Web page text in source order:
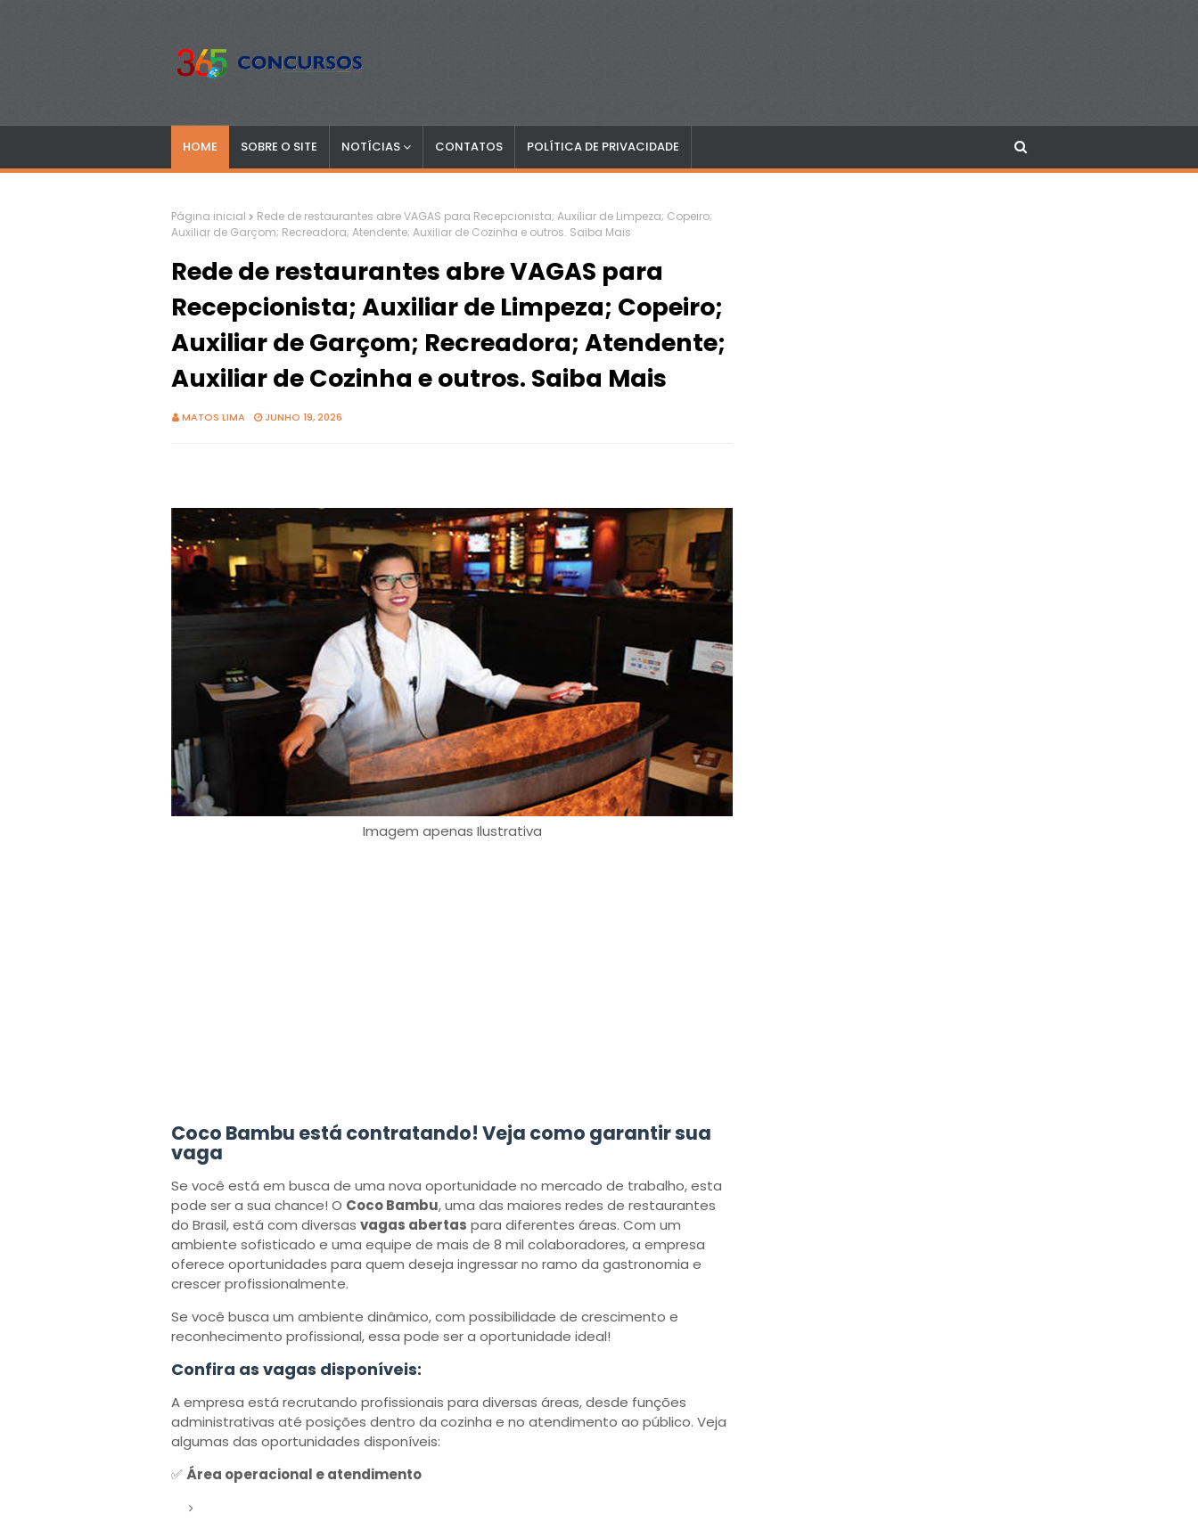
HOME SOBRE O SITE NOTÍCIAS CONTATOS POLÍTICA DE PRIVACIDADE
Página inicial
Rede de restaurantes abre VAGAS para Recepcionista; Auxiliar de Limpeza; Copeiro;
Auxiliar de Garçom; Recreadora; Atendente; Auxiliar de Cozinha e outros. Saiba Mais
Rede de restaurantes abre VAGAS para
Recepcionista; Auxiliar de Limpeza; Copeiro;
Auxiliar de Garçom; Recreadora; Atendente;
Auxiliar de Cozinha e outros. Saiba Mais
MATOS LIMA JUNHO 19, 2026
Imagem apenas Ilustrativa
Coco Bambu está contratando! Veja como garantir sua
vaga
Se você está em busca de uma nova oportunidade no mercado de trabalho, esta
pode ser a sua chance! O Coco Bambu, uma das maiores redes de restaurantes
do Brasil, está com diversas vagas abertas para diferentes áreas. Com um
ambiente sofisticado e uma equipe de mais de 8 mil colaboradores, a empresa
oferece oportunidades para quem deseja ingressar no ramo da gastronomia e
crescer profissionalmente.
Se você busca um ambiente dinâmico, com possibilidade de crescimento e
reconhecimento profissional, essa pode ser a oportunidade ideal!
Confira as vagas disponíveis:
A empresa está recrutando profissionais para diversas áreas, desde funções
administrativas até posições dentro da cozinha e no atendimento ao público. Veja
algumas das oportunidades disponíveis:
✅Área operacional e atendimento